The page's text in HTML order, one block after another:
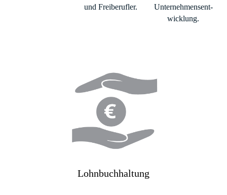
und Frei­berufler.
Unter­nehmens­­ent­
wick­lung.
Lohnbuchhaltung